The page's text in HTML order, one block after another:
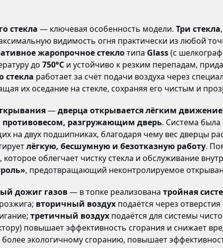
стекла — ключевая особенность модели. Три стекла
видимость огня практически из любой
жаропрочное стеклотипа Glass(с
до 750°C и устойчиво к резким перепадам,
стекла работает за счёт подачи воздуха через
их оседание на стекле, сохраняя его чистым и
—дверца открывается лёгким
противовесом, разгружающим дверь. Система
двух подшипниках, благодаря чему вес дверцы
лёгкую, бесшумную и безотказную работу.
, которое облегчает чистку стекла и обслуживание
, предотвращающий неконтролируемое
дожиг газов— в топке реализована тройная
вторичный воздух подаётся через
третичный воздух подаётся для системы
повышает эффективность сгорания и снижает
экологичному сгоранию, повышает